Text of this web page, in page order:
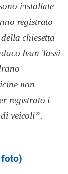
installate
registrato
chiesetta
Ivan Tassi
non
registrato i
veicoli”.
foto)